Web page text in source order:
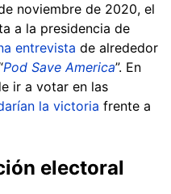
noviembre de 2020, el
a la presidencia de
entrevista de alrededor
Pod Save America”. En
ir a votar en las
la victoria frente a
electoral